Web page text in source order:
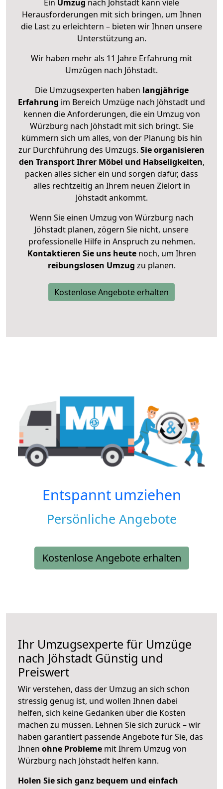
Ein Umzug nach Jöhstadt kann viele
Herausforderungen mit sich bringen, um Ihnen
die Last zu erleichtern – bieten wir Ihnen unsere
Unterstützung an.
Wir haben mehr als 11 Jahre Erfahrung mit
Umzügen nach Jöhstadt.
Die Umzugsexperten haben langjährige
Erfahrung im Bereich Umzüge nach Jöhstadt und
kennen die Anforderungen, die ein Umzug von
Würzburg nach Jöhstadt mit sich bringt. Sie
kümmern sich um alles, von der Planung bis hin
zur Durchführung des Umzugs. Sie organisieren
den Transport Ihrer Möbel und Habseligkeiten,
packen alles sicher ein und sorgen dafür, dass
alles rechtzeitig an Ihrem neuen Zielort in
Jöhstadt ankommt.
Wenn Sie einen Umzug von Würzburg nach
Jöhstadt planen, zögern Sie nicht, unsere
professionelle Hilfe in Anspruch zu nehmen.
Kontaktieren Sie uns heutenoch, um Ihren
reibungslosen Umzug zu planen.
Kostenlose Angebote erhalten
Entspannt umziehen
Persönliche Angebote
Kostenlose Angebote erhalten
Ihr Umzugsexperte für Umzüge
nach Jöhstadt Günstig und
Preiswert
Wir verstehen, dass der Umzug an sich schon
stressig genug ist, und wollen Ihnen dabei
helfen, sich keine Gedanken über die Kosten
machen zu müssen. Lehnen Sie sich zurück – wir
haben garantiert passende Angebote für Sie, das
Ihnen ohne Probleme mit Ihrem Umzug von
Würzburg nach Jöhstadt helfen kann.
Holen Sie sich ganz bequem und einfach